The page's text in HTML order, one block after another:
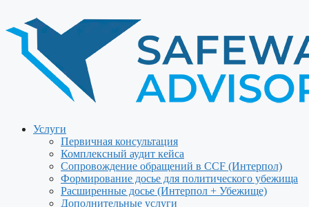
Услуги
Первичная консультация
Комплексный аудит кейса
Сопровождение обращений в CCF (Интерпол)
Формирование досье для политического убежища
Расширенные досье (Интерпол + Убежище)
Дополнительные услуги